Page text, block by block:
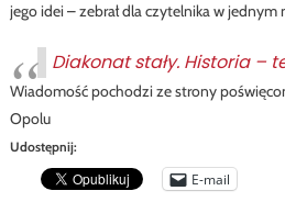
jego idei – zebrał dla czytelnika w jednym
Diakonat stały. Historia –
Wiadomość pochodzi ze strony
Opolu
Udostępnij:
E-mail